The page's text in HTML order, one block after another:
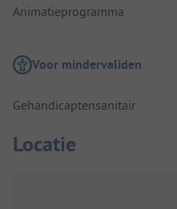
Animatieprogramma
Voor mindervaliden
Gehandicaptensanitair
Locatie